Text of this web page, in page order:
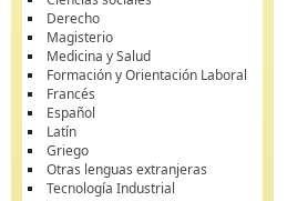
Derecho
Magisterio
Medicina y Salud
Formación y Orientación Laboral
Francés
Español
Latín
Griego
Otras lenguas extranjeras
Tecnología Industrial